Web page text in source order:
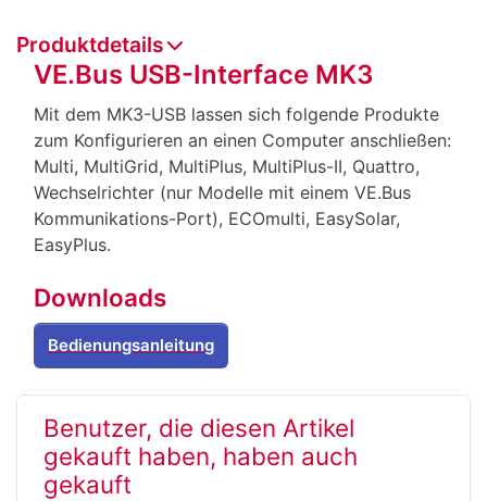
Produktdetails
VE.Bus USB-Interface MK3
Mit dem MK3-USB lassen sich folgende Produkte
zum Konfigurieren an einen Computer anschließen:
Multi, MultiGrid, MultiPlus, MultiPlus-II, Quattro,
Wechselrichter (nur Modelle mit einem VE.Bus
Kommunikations-Port), ECOmulti, EasySolar,
EasyPlus.
Downloads
Bedienungsanleitung
Benutzer, die diesen Artikel
gekauft haben, haben auch
gekauft